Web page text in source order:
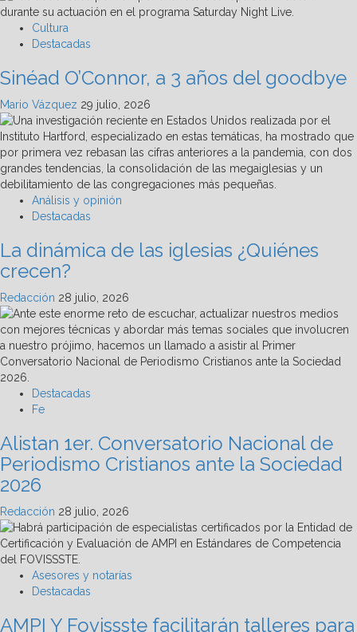
Cultura
Destacadas
Sinéad O’Connor, a 3 años del goodbye
Mario Vázquez 29 julio, 2026
Análisis y opinión
Destacadas
La dinámica de las iglesias ¿Quiénes
crecen?
Redacción 28 julio, 2026
Destacadas
Fe
Alistan 1er. Conversatorio Nacional de
Periodismo Cristianos ante la Sociedad
2026
Redacción 28 julio, 2026
Asesores y notarías
Destacadas
AMPI Y Fovissste facilitarán talleres para